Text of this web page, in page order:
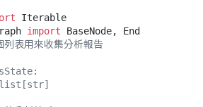
import
表用來收集分析報告